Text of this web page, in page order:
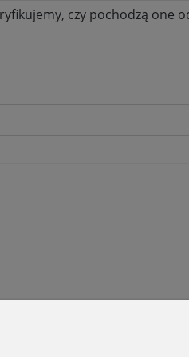
czy pochodzą one